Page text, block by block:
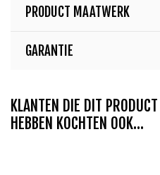
PRODUCT MAATWERK
GARANTIE
KLANTEN DIE DIT
HEBBEN KOCHTEN OOK...